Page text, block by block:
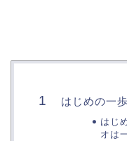
はじめの一
はじ
オは